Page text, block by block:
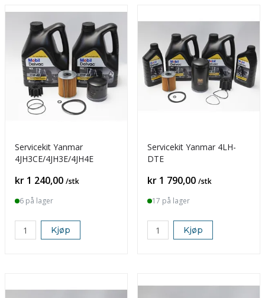
Servicekit Yanmar
4JH3CE/4JH3E/4JH4E
Pris
kr 1 240,00 /stk
6 på lager
Kjøp
Servicekit Yanmar 4LH-
DTE
Pris
kr 1 790,00 /stk
17 på lager
Kjøp